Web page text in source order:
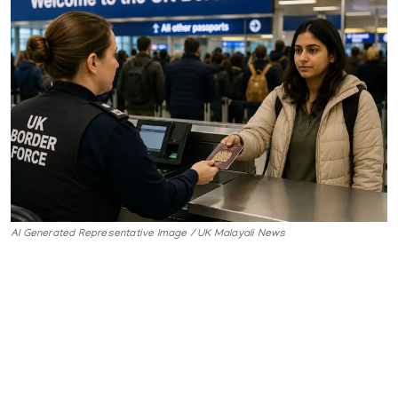
Gulf News
Sports
World
Health
Street of Thoughts
AI Generated Representative Image / UK Malayali News